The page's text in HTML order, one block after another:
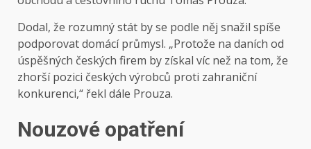
Dodal, že rozumný stát by se podle něj snažil spíše
podporovat domácí průmysl. „Protože na daních od
úspěšných českých firem by získal víc než na tom, že
zhorší pozici českých výrobců proti zahraniční
konkurenci,“ řekl dále Prouza.
Nouzové opatření